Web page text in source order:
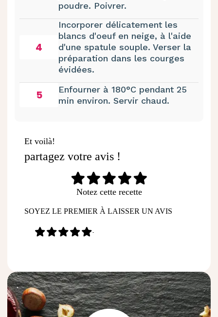
poudre. Poivrer.
4
Incorporer délicatement les
blancs d'oeuf en neige, à l'aide
d'une spatule souple. Verser la
préparation dans les courges
évidées.
5
Enfourner à 180°C pendant 25
min environ. Servir chaud.
Et voilà!
partagez votre avis !
Notez cette recette
SOYEZ LE PREMIER À LAISSER UN AVIS
-